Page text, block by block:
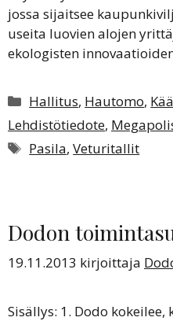
jossa sijaitsee
useita luovien alojen
ekologisten
Kategoriat
Hallitus, Hautomo,
Lehdistötiedote,
Avainsanat
Pasila,Veturitallit
Dodon
19.11.2013 kirjoittaja
Sisällys: 1. Dodo